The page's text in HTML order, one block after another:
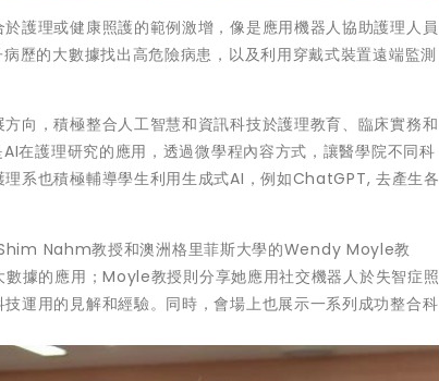
護理或健康照護的範例激增，像是應用機器人協助護理人員
歷的大數據找出高危險病患，以及利用穿戴式裝置遠端監測
向，積極整合人工智慧和資訊科技於護理教育、臨床實務和
在護理研究的應用，透過微學程內容方式，讓醫學院不同科
系也積極輔導學生利用生成式AI，例如ChatGPT, 去產生各
Nahm教授和澳洲格里菲斯大學的Wendy Moyle教
據的應用；Moyle教授則分享她應用社交機器人於失智症照
運用的見解和經驗。同時，會場上也展示一系列成功整合科